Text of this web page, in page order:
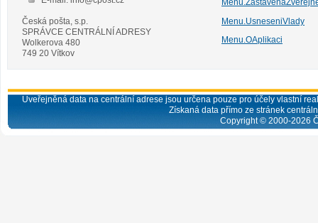
Česká pošta, s.p.
SPRÁVCE CENTRÁLNÍ ADRESY
Wolkerova 480
749 20 Vítkov
Menu.UsneseniVlady
Menu.OAplikaci
Uveřejněná data na centrální adrese jsou určena pouze pro účely vlastní
Získaná data přímo ze stránek
Copyright © 2000-2026